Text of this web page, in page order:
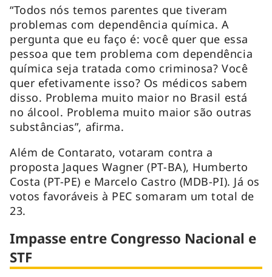
“Todos nós temos parentes que tiveram
problemas com dependência química. A
pergunta que eu faço é: você quer que essa
pessoa que tem problema com dependência
química seja tratada como criminosa? Você
quer efetivamente isso? Os médicos sabem
disso. Problema muito maior no Brasil está
no álcool. Problema muito maior são outras
substâncias”, afirma.
Além de Contarato, votaram contra a
proposta Jaques Wagner (PT-BA), Humberto
Costa (PT-PE) e Marcelo Castro (MDB-PI). Já os
votos favoráveis à PEC somaram um total de
23.
Impasse entre Congresso Nacional e
STF